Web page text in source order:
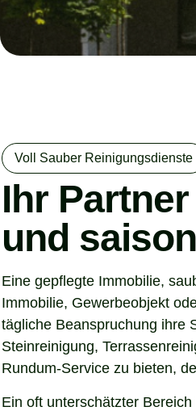
Voll Sauber Reinigungsdienste
Ihr
und
Eine gepflegte Immobilie,
Immobilie, Gewerbeobjekt
tägliche Beanspruchung ihre
Steinreinigung,
Rundum-Service zu bieten,
Ein oft unterschätzter